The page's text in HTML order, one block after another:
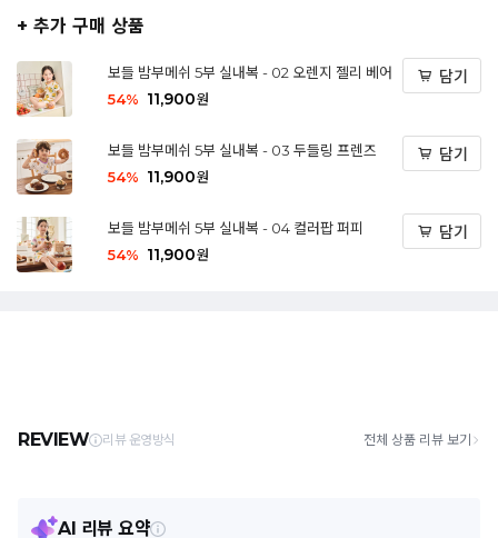
+ 추가 구매 상품
보들 밤부메쉬 5부 실내복 - 02 오렌지 젤리 베어
54% 11,900원
담기
보들 밤부메쉬 5부 실내복 - 03 두들링 프렌즈
54% 11,900원
담기
보들 밤부메쉬 5부 실내복 - 04 컬러팝 퍼피
54% 11,900원
담기